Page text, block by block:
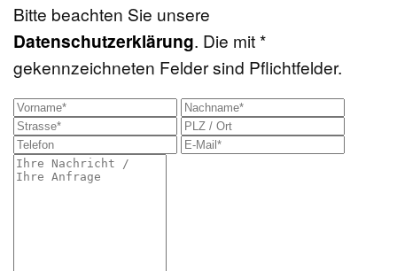
Bitte beachten Sie unsere
Datenschutzerklärung. Die mit *
gekennzeichneten Felder sind Pflichtfelder.